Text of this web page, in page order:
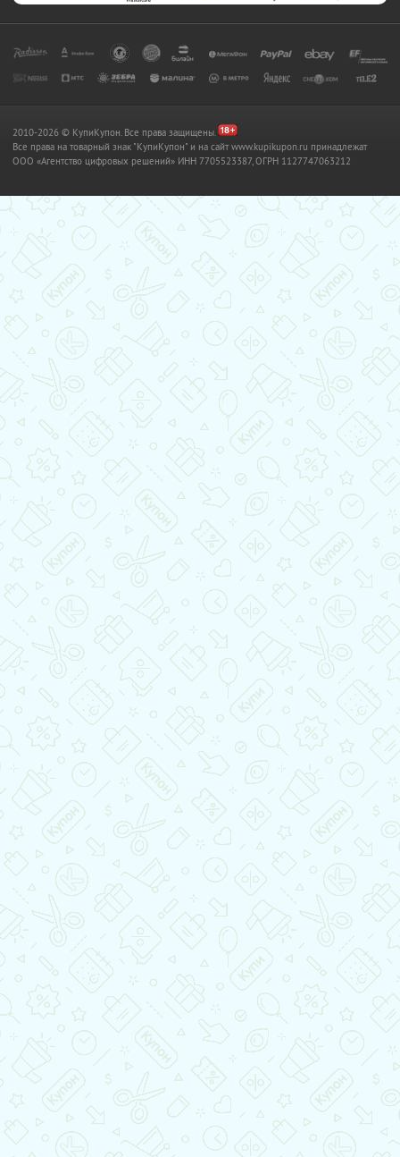
2010-2026 © КупиКупон. Все права защищены.
Все права на товарный знак "КупиКупон" и на сайт www.kupikupon.ru принадлежат
OOO «Агентство цифровых решений» ИНН 7705523387, ОГРН 1127747063212